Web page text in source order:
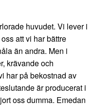
huvudet. Vi lever i
att vi har bättre
än andra. Men i
krävande och
har på bekostnad av
är producerat i
oss dumma. Emedan